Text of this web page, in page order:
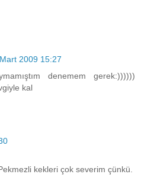
2009 15:27
denemem gerek:))))))
kal
kekleri çok severim çünkü.